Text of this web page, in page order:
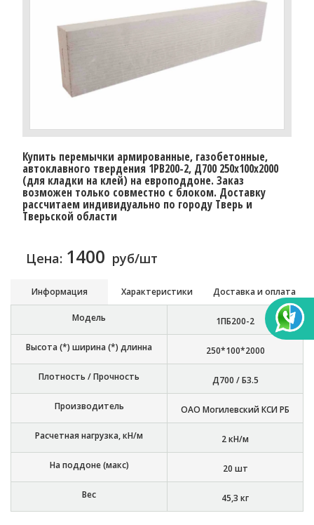
Купить перемычки армированные, газобетонные,
автоклавного твердения 1PB200-2, Д700 250х100х2000
(для кладки на клей) на европоддоне. Заказ
возможен только совместно с блоком. Доставку
рассчитаем индивидуально по городу Тверь и
Тверьской области
Цена: 1400 руб/шт
Информация Характеристики Доставка и оплата
Модель 1ПБ200-2
Высота (*) ширина (*) длинна 250*100*2000
Плотность / Прочность Д700 / Б3.5
Производитель ОАО Могилевский КСИ РБ
Расчетная нагрузка, кН/м 2 кН/м
На поддоне (макс) 20 шт
Вес 45,3 кг